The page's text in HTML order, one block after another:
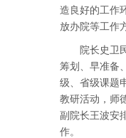
造良好的工作
放办院等工作
院长 史卫
筹划、早准备
级、省级课题
教研活动， 师
副院长王波安
作。